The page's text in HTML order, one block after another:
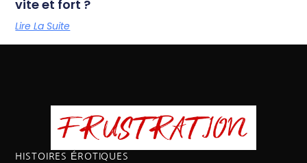
vite et fort ?
Lire La Suite
HISTOIRES ÉROTIQUES